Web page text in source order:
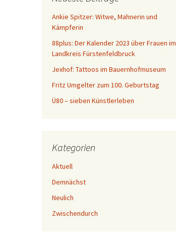
c
h
:
Ankie Spitzer: Witwe, Mahnerin und
Kämpferin
88plus: Der Kalender 2023 über Frauen im
Landkreis Fürstenfeldbruck
Jexhof: Tattoos im Bauernhofmuseum
Fritz Umgelter zum 100. Geburtstag
Ü80 – sieben Künstlerleben
Kategorien
Aktuell
Demnächst
Neulich
Zwischendurch